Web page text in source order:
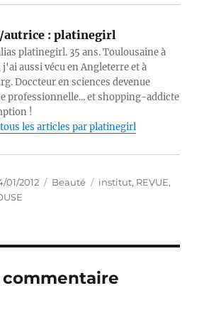
autrice : platinegirl
platinegirl. 35 ans. Toulousaine à
aussi vécu en Angleterre et à
Doccteur en sciences devenue
professionnelle... et shopping-addicte
!
les articles par platinegirl
01/2012 Catégories
Beauté Étiquettes
institut, REVUE,
commentaire